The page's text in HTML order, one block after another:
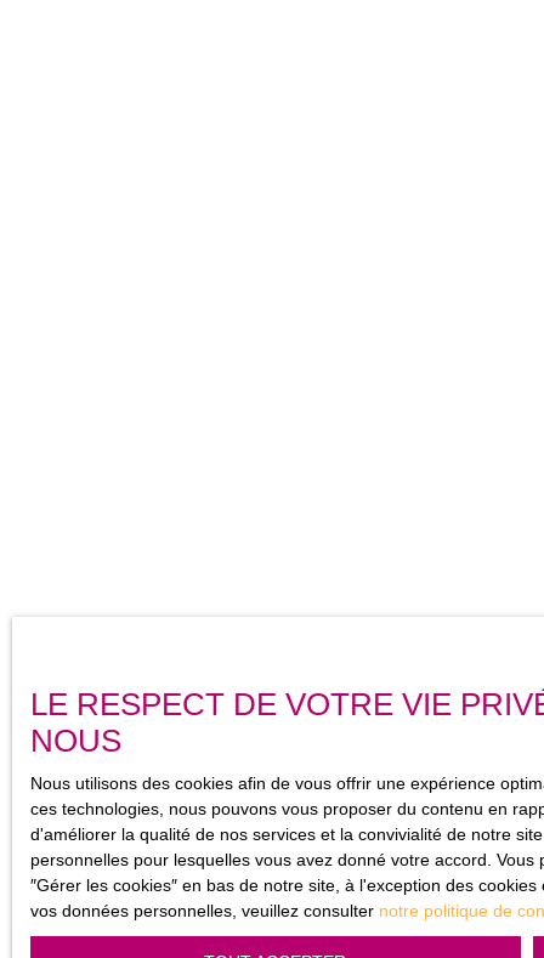
LE RESPECT DE VOTRE VIE
NOUS
Nous utilisons des cookies afin de vous offrir une expérience
ces technologies, nous pouvons vous proposer du contenu en
d'améliorer la qualité de nos services et la convivialité de notre
personnelles pour lesquelles vous avez donné votre accord.
″Gérer les cookies″ en bas de notre site, à l'exception des
vos données personnelles, veuillez consulter notre politique de